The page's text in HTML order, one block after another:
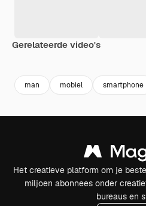
Gerelateerde video's
man mobiel smartphone
Het creatieve platform om je
miljoen abonnees onder
bureaus en